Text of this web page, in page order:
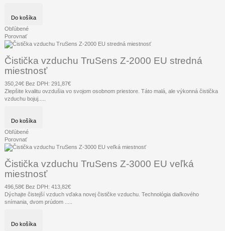
Do košíka
Obľúbené
Porovnať
Čistička vzduchu TruSens Z-2000 EU stredná
miestnosť
350,24€ Bez DPH: 291,87€
Zlepšite kvalitu ovzdušia vo svojom osobnom priestore. Táto malá, ale výkonná čistička
vzduchu bojuj.....
Do košíka
Obľúbené
Porovnať
Čistička vzduchu TruSens Z-3000 EU veľká
miestnosť
496,58€ Bez DPH: 413,82€
Dýchajte čistejší vzduch vďaka novej čističke vzduchu. Technológia diaľkového
snímania, dvom prúdom .....
Do košíka